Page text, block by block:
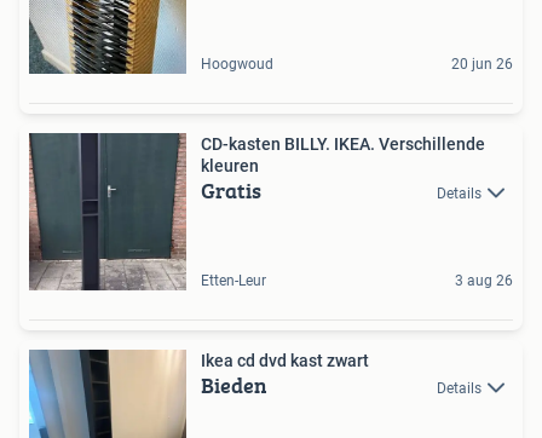
Hoogwoud 20 jun 26
CD-kasten BILLY. IKEA. Verschillende
kleuren
Gratis Details
Etten-Leur 3 aug 26
Ikea cd dvd kast zwart
Bieden Details